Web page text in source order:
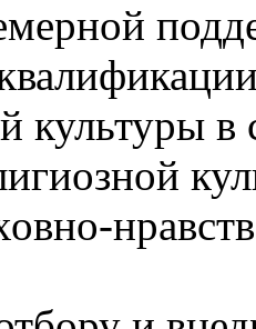
культуры в